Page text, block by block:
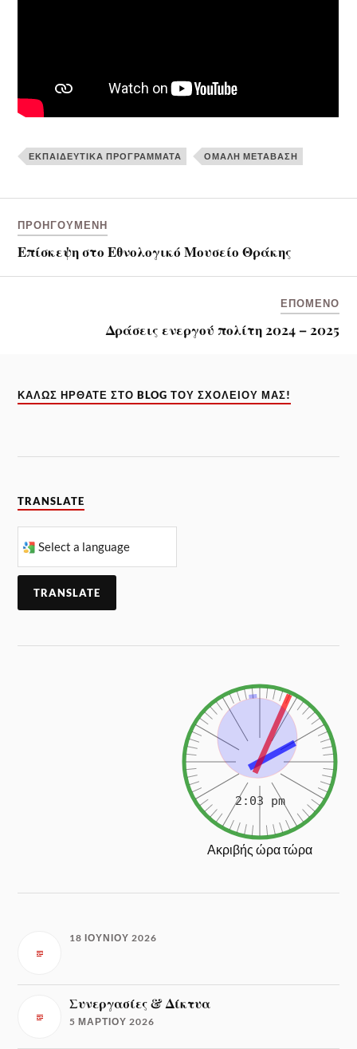
ΕΚΠΑΙΔΕΥΤΙΚΑ ΠΡΟΓΡΑΜΜΑΤΑ ΟΜΑΛΉ ΜΕΤΆΒΑΣΗ
ΠΡΟΗΓΟΎΜΕΝΗ
Επίσκεψη στο Εθνολογικό Μουσείο Θράκης
ΕΠΌΜΕΝΟ
Δράσεις ενεργού πολίτη 2024 – 2025
ΚΑΛΏΣ ΉΡΘΑΤΕ ΣΤΟ BLOG ΤΟΥ ΣΧΟΛΕΊΟΥ ΜΑΣ!
TRANSLATE
TRANSLATE
Ακριβής ώρα τώρα
18 ΙΟΥΝΊΟΥ 2026
Συνεργασίες & Δίκτυα
5 ΜΑΡΤΊΟΥ 2026